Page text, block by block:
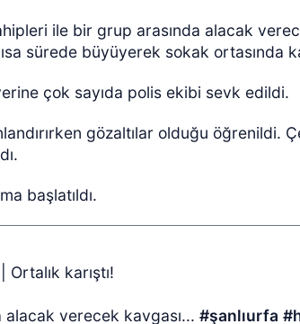
ile bir grup arasında alacak
sürede büyüyerek sokak ortasında
çok sayıda polis ekibi sevk edildi.
gözaltılar olduğu öğrenildi.
başlatıldı.
Ortalık karıştı!
alacak verecek kavgası...#şanlıurfa